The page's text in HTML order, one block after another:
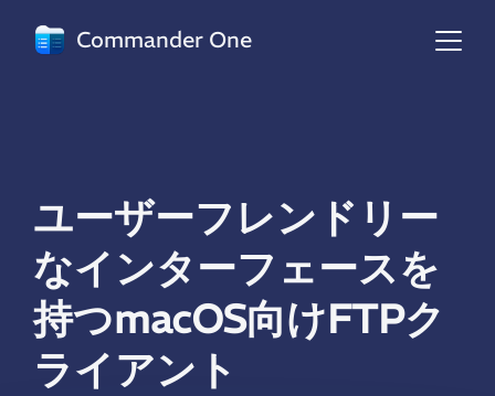
Commander One
ユーザーフレンドリー
なインターフェースを
持つmacOS向けFTPク
ライアント